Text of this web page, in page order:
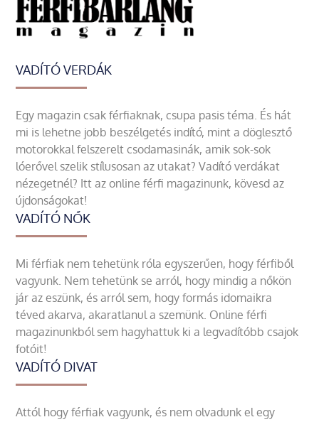
VADÍTÓ VERDÁK
Egy magazin csak férfiaknak, csupa pasis téma. És hát
mi is lehetne jobb beszélgetés indító, mint a döglesztő
motorokkal felszerelt csodamasinák, amik sok-sok
lóerővel szelik stílusosan az utakat? Vadító verdákat
nézegetnél? Itt az online férfi magazinunk, kövesd az
újdonságokat!
VADÍTÓ NŐK
Mi férfiak nem tehetünk róla egyszerűen, hogy férfiből
vagyunk. Nem tehetünk se arról, hogy mindig a nőkön
jár az eszünk, és arról sem, hogy formás idomaikra
téved akarva, akaratlanul a szemünk. Online férfi
magazinunkból sem hagyhattuk ki a legvadítóbb csajok
fotóit!
VADÍTÓ DIVAT
Attól hogy férfiak vagyunk, és nem olvadunk el egy